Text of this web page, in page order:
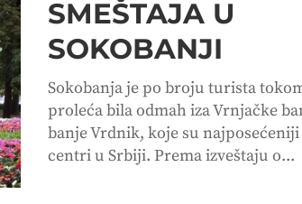
SMEŠTAJA U
SOKOBANJI
Sokobanja je po broju turista
proleća bila odmah iza Vrnjačke
banje Vrdnik, koje su najposećeniji
centri u Srbiji. Prema izveštaju o...